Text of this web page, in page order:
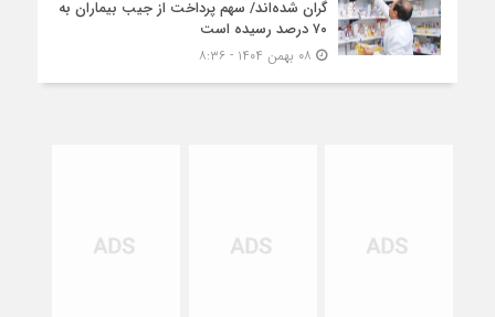
گران شده‌اند/ سهم پرداخت از جیب بیماران به
۷۰ درصد رسیده است